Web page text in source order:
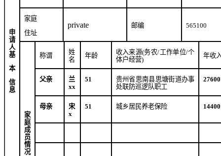
申
请
人
基
本
信
息
家庭
住址
private 邮编 565100
家
庭
成
员
情
况
称谓
姓
名
年龄 收入来源(务农/工作单位/个
体户经营)
年收
父亲
兰
xx
51
贵州省思南县思塘街道办事
处联防巡逻队职工
27600
母亲
宋
x
51 城乡居民养老保险 14400